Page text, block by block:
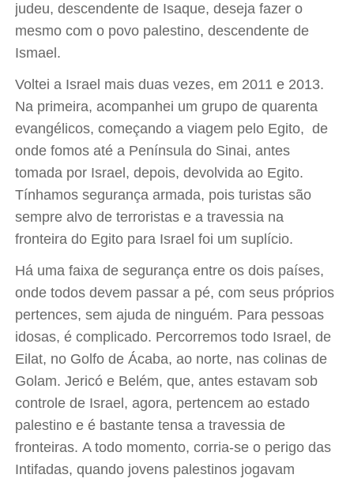
judeu, descendente de Isaque, deseja fazer o
mesmo com o povo palestino, descendente de
Ismael.
Voltei a Israel mais duas vezes, em 2011 e 2013.
Na primeira, acompanhei um grupo de quarenta
evangélicos, começando a viagem pelo Egito, de
onde fomos até a Península do Sinai, antes
tomada por Israel, depois, devolvida ao Egito.
Tínhamos segurança armada, pois turistas são
sempre alvo de terroristas e a travessia na
fronteira do Egito para Israel foi um suplício.
Há uma faixa de segurança entre os dois países,
onde todos devem passar a pé, com seus próprios
pertences, sem ajuda de ninguém. Para pessoas
idosas, é complicado. Percorremos todo Israel, de
Eilat, no Golfo de Ácaba, ao norte, nas colinas de
Golam. Jericó e Belém, que, antes estavam sob
controle de Israel, agora, pertencem ao estado
palestino e é bastante tensa a travessia de
fronteiras. A todo momento, corria-se o perigo das
Intifadas, quando jovens palestinos jogavam